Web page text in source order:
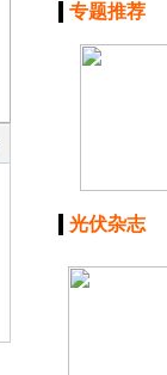
专题推荐
光伏杂志